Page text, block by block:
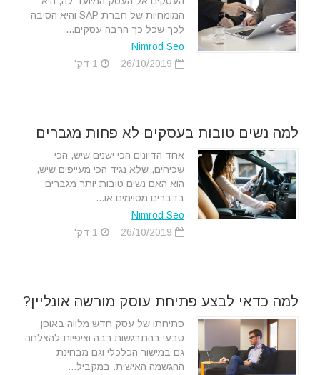
המומחיות של חברת SAP והיא הסיבה
לכך שכל כך הרבה עסקים...
Nimrod Seo
למה נשים טובות בעסקים לא פחות מגברים
אחד הדיונים הכי ישנים שיש, הכי
שכיחים, שלא נגיד הכי מעייפים שיש,
הוא האם נשים טובות יותר מגברים
בדברים מסוימים או...
Nimrod Seo
למה כדאי לבצע פתיחת עוסק מורשה אונליין?
פתיחתו של עסק חדש מלווה באופן
טבעי בהתרגשות רבה וציפיות להצלחה
גם במישור הכלכלי וגם מבחינת
ההגשמה האישית. במקביל...